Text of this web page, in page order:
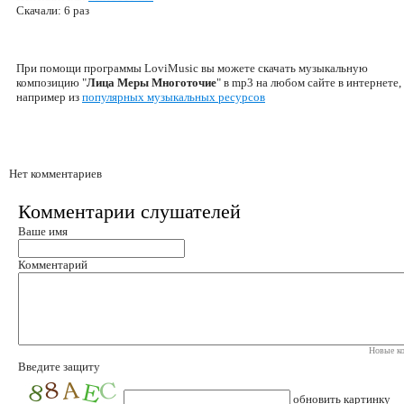
Скачали: 6 раз
При помощи программы LoviMusic вы можете скачать музыкальную
композицию "Лица Меры Многоточие" в mp3 на любом сайте в интернете,
например из популярных музыкальных ресурсов
Нет комментариев
Комментарии слушателей
Ваше имя
Комментарий
Новые
Введите защиту
обновить картинку